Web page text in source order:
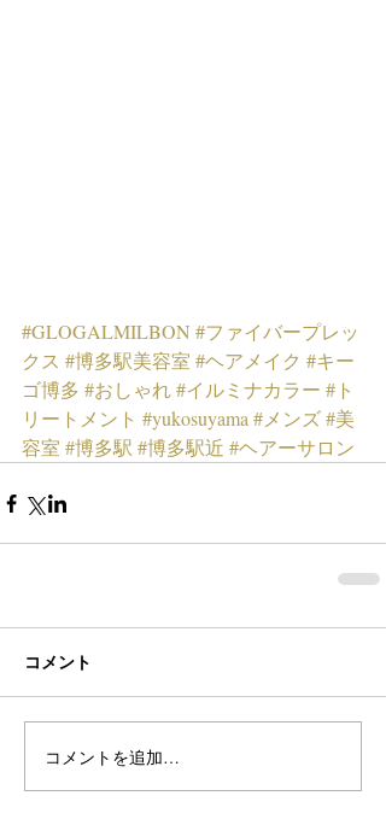
#GLOGALMILBON #ファイバープレッ
クス #博多駅美容室 #ヘアメイク #キー
ゴ博多 #おしゃれ#イルミナカラー #ト
リートメント #yukosuyama#メンズ#美
容室 #博多駅 #博多駅近 #ヘアーサロン
コメント
コメントを追加…